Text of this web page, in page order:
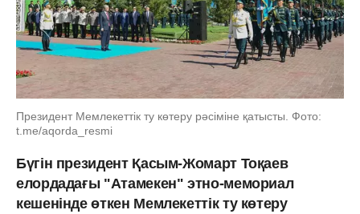
Президент Мемлекеттік ту көтеру рәсіміне қатысты. Фото:
t.me/aqorda_resmi
Бүгін президент Қасым-Жомарт Тоқаев
елордадағы "Атамекен" этно-мемориал
кешенінде өткен Мемлекеттік ту көтеру